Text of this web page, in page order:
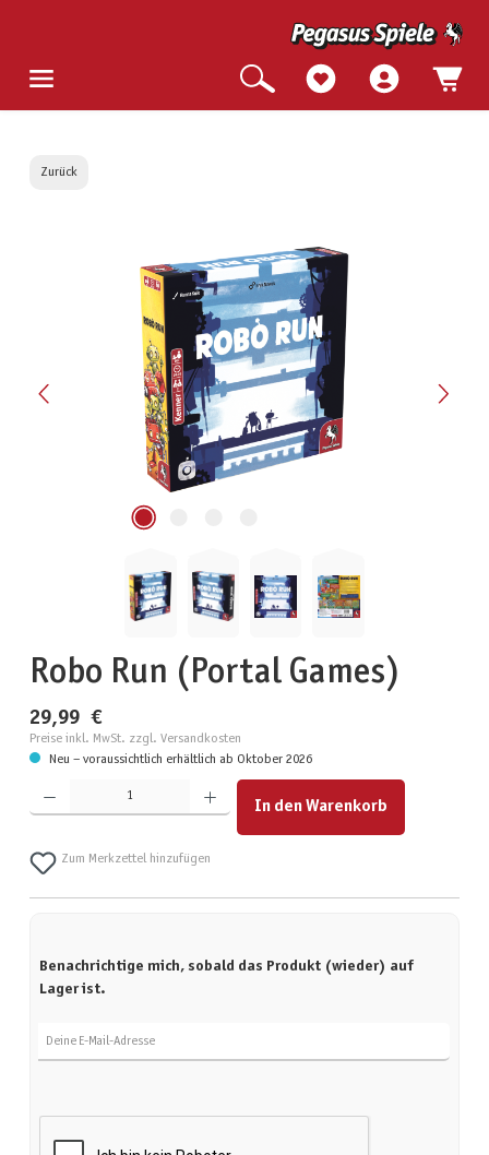
Zurück
Robo Run (Portal Games)
29,99 €
Preise inkl. MwSt. zzgl. Versandkosten
Neu – voraussichtlich erhältlich ab Oktober 2026
Produkt Anzahl: Gib den gewünschten Wert ein oder benutze die Schaltflächen um die Anzahl zu
In den Warenkorb
Zum Merkzettel hinzufügen
Benachrichtige mich, sobald das Produkt (wieder) auf
Lager ist.